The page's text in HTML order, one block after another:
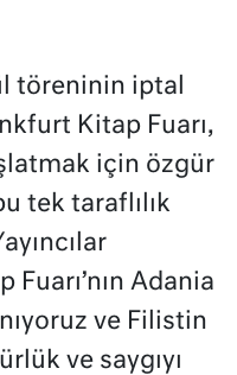
töreninin iptal
Kitap Fuarı,
için özgür
tek taraflılık
Adania
ve Filistin
ve saygıyı